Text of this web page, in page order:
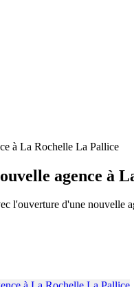
à La Rochelle La Pallice
agence à
l'ouverture d'une nouvelle